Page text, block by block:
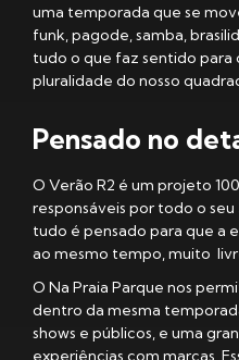
uma temporada que se
funk, pagode, samba,
tudo o que faz sentido para
pluralidade do nosso
Pensado no
O Verão R2 é um projeto
responsáveis por todo o seu
tudo é pensado para que a
ao mesmo tempo, muito
O Na Praia Parque nos
dentro da mesma
shows e públicos, e uma
experiências com marcas.